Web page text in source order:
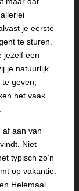
je eerste
te sturen.
jezelf een
je natuurlijk
geven,
het vaak
af aan van
Niet
typisch zo’n
op vakantie.
Helemaal